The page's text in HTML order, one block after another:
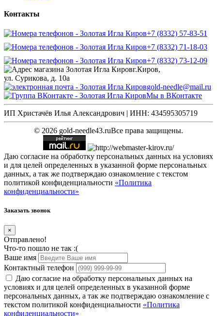
Контакты
+7 (8332) 57-83-51
+7 (8332) 71-18-03
+7 (8332) 73-12-09
г.Киров,
ул. Сурикова, д. 10а
gold-needle@mail.ru
Мы в ВКонтакте
ИП Христачёв Илья Александрович | ИНН: 434595305719
© 2026 gold-needle43.ruВсе права защищены.
Даю согласие на обработку персональных данных на условиях
и для целей определенных в указанной форме персональных
данных, а так же подтверждаю ознакомление с текстом
политикой конфиденциальности «Политика
конфиденциальности»
Заказать звонок
×
Отправлено!
Что-то пошло не так :(
Ваше имя
Контактный телефон
Даю согласие на обработку персональных данных на
условиях и для целей определенных в указанной форме
персональных данных, а так же подтверждаю ознакомление с
текстом политикой конфиденциальности «Политика
конфиденциальности»